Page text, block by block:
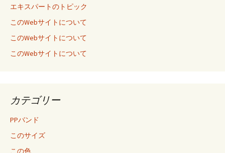
エキスパートのトピック
このWebサイトについて
このWebサイトについて
このWebサイトについて
カテゴリー
PPバンド
このサイズ
この色